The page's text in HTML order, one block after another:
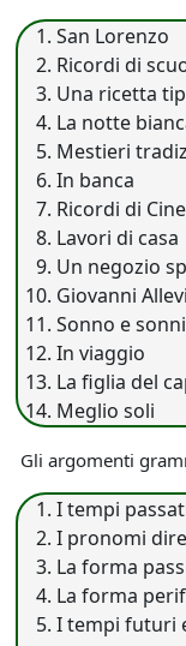
San Lorenzo
Ricordi di
Una ricetta
La notte
Mestieri
In banca
Ricordi di
Lavori di casa
Un negozio
Giovanni
Sonno e
In viaggio
La figlia del
Meglio soli
Gli argomenti
I tempi
I pronomi
La forma
La forma
I tempi futuri